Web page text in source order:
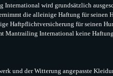
wird grundsätzlich
die alleinige Haftung für seinen
Haftpflichtversicherung für seinen
Mantrailing International keine
und der Witterung angepasste